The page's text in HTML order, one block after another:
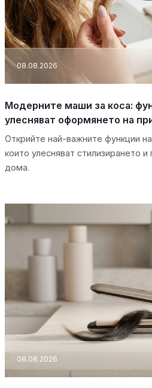
08.08.2026
Модерните маши за коса:
улесняват оформянето на
Открийте най-важните функции
които улесняват стилизирането
дома.
08.08.2026